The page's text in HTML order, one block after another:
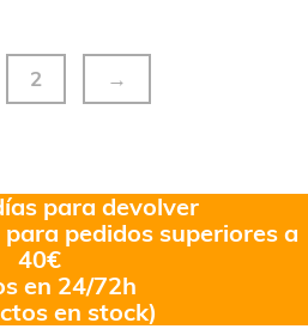
2 →
para devolver
pedidos superiores a
40€
en 24/72h
en stock)